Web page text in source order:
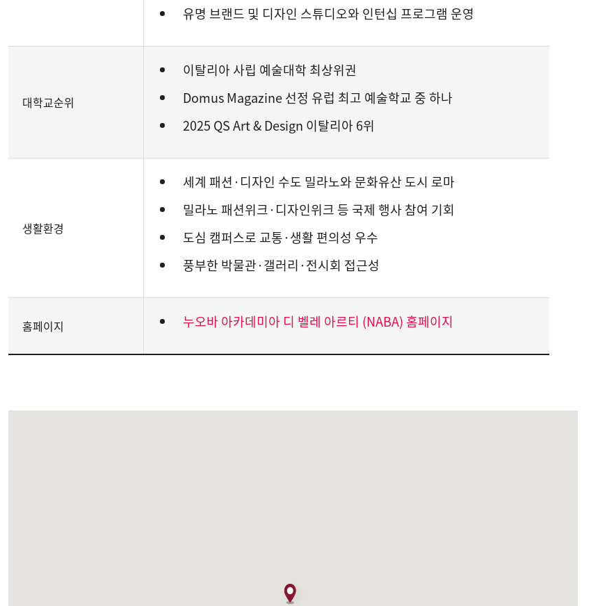
유명 브랜드 및 디자인 스튜디오와 인턴십 프로그램 운영
대학교순위
이탈리아 사립 예술대학 최상위권
Domus Magazine 선정 유럽 최고 예술학교 중 하나
2025 QS Art & Design 이탈리아 6위
생활환경
세계 패션·디자인 수도 밀라노와 문화유산 도시 로마
밀라노 패션위크·디자인위크 등 국제 행사 참여 기회
도심 캠퍼스로 교통·생활 편의성 우수
풍부한 박물관·갤러리·전시회 접근성
홈페이지 누오바 아카데미아 디 벨레 아르티 (NABA) 홈페이지